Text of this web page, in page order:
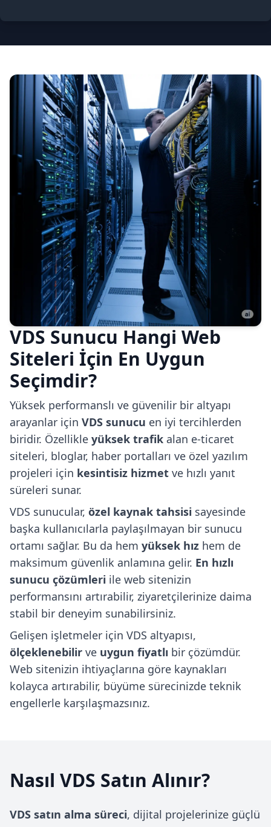
VDS Sunucu Hangi Web
Siteleri İçin En Uygun
Seçimdir?
Yüksek performanslı ve güvenilir bir altyapı
arayanlar için VDS sunucu en iyi tercihlerden
biridir. Özellikle yüksek trafik alan e-ticaret
siteleri, bloglar, haber portalları ve özel yazılım
projeleri için kesintisiz hizmet ve hızlı yanıt
süreleri sunar.
VDS sunucular, özel kaynak tahsisi sayesinde
başka kullanıcılarla paylaşılmayan bir sunucu
ortamı sağlar. Bu da hem yüksek hız hem de
maksimum güvenlik anlamına gelir. En hızlı
sunucu çözümleri ile web sitenizin
performansını artırabilir, ziyaretçilerinize daima
stabil bir deneyim sunabilirsiniz.
Gelişen işletmeler için VDS altyapısı,
ölçeklenebilir ve uygun fiyatlı bir çözümdür.
Web sitenizin ihtiyaçlarına göre kaynakları
kolayca artırabilir, büyüme sürecinizde teknik
engellerle karşılaşmazsınız.
Nasıl VDS Satın Alınır?
VDS satın alma süreci, dijital projelerinize güçlü